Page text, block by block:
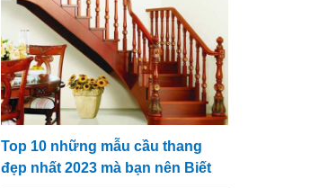
Top 10 những mẫu cầu thang
đẹp nhất 2023 mà bạn nên Biết